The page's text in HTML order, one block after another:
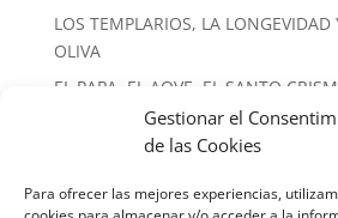
Gestionar el
de las Cookies
Para ofrecer las mejores experiencias,
LOS TEMPLARIOS, LA LONGEVIDAD
OLIVA
EL PAPA, EL AOVE, EL SANTO
ALMAZARAS
conferencias Español formacion